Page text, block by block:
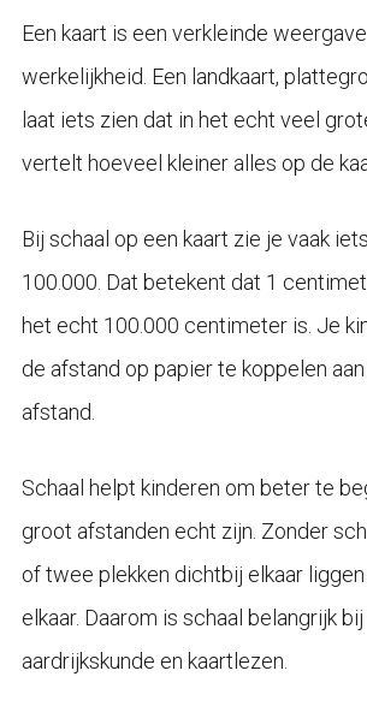
Een kaart is een verkleinde
werkelijkheid. Een landkaart,
laat iets zien dat in het echt veel
vertelt hoeveel kleiner alles op de
Bij schaal op een kaart zie je vaak
100.000. Dat betekent dat 1
het echt 100.000 centimeter is. Je
de afstand op papier te koppelen
afstand.
Schaal helpt kinderen om beter te
groot afstanden echt zijn. Zonder
of twee plekken dichtbij elkaar
elkaar. Daarom is schaal belangrijk
aardrijkskunde en kaartlezen.